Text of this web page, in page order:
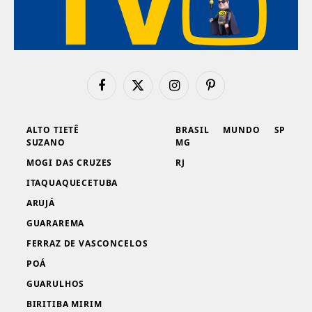
FacebookX
InstagramPinterest
ALTO TIETÊ
SUZANO
MOGI DAS CRUZES
ITAQUAQUECETUBA
ARUJÁ
GUARAREMA
FERRAZ DE VASCONCELOS
POÁ
GUARULHOS
BIRITIBA MIRIM
BRASIL
MG
RJ
MUNDO SP